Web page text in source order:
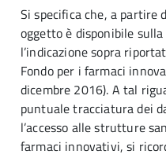
Si specifica che, a
oggetto è disponibile
l’indicazione sopra
Fondo per i farmaci
dicembre 2016). A tal
puntuale tracciatura dei
l’accesso alle strutture
farmaci innovativi, si